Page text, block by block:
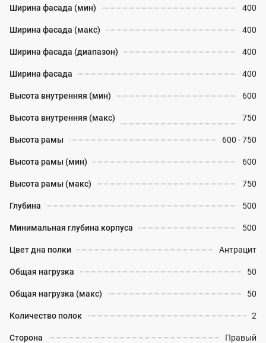
Ширина фасада (мин) 400
Ширина фасада (макс) 400
Ширина фасада (диапазон) 400
Ширина фасада 400
Высота внутренняя (мин) 600
Высота внутренняя (макс) 750
Высота рамы 600 - 750
Высота рамы (мин) 600
Высота рамы (макс) 750
Глубина 500
Минимальная глубина корпуса 500
Цвет дна полки Антрацит
Общая нагрузка 50
Общая нагрузка (макс) 50
Количество полок 2
Сторона Правый